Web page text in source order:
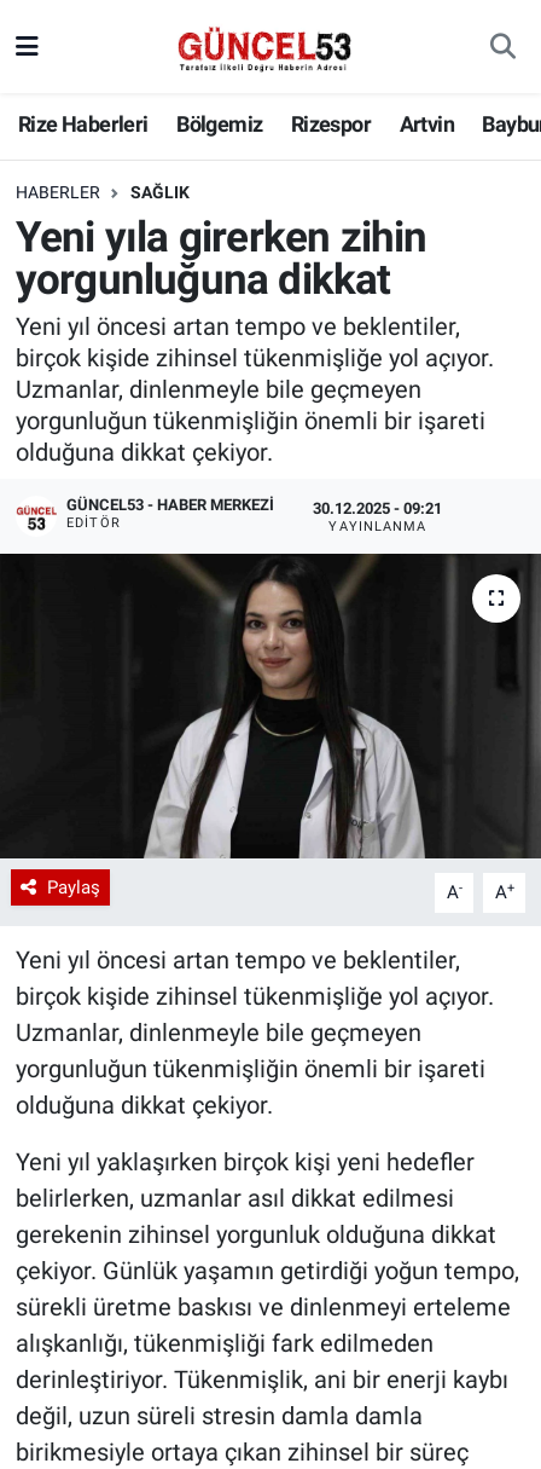
Rize Haberleri Bölgemiz Rizespor Artvin
HABERLER SAĞLIK
Yeni yıla girerken zihin
yorgunluğuna dikkat
Yeni yıl öncesi artan tempo ve beklentiler,
birçok kişide zihinsel tükenmişliğe yol açıyor.
Uzmanlar, dinlenmeyle bile geçmeyen
yorgunluğun tükenmişliğin önemli bir işareti
olduğuna dikkat çekiyor.
GÜNCEL53 - HABER MERKEZI
EDITÖR
30.12.2025 - 09:21
YAYINLANMA
Paylaş A- A+
Yeni yıl öncesi artan tempo ve beklentiler,
birçok kişide zihinsel tükenmişliğe yol açıyor.
Uzmanlar, dinlenmeyle bile geçmeyen
yorgunluğun tükenmişliğin önemli bir işareti
olduğuna dikkat çekiyor.
Yeni yıl yaklaşırken birçok kişi yeni hedefler
belirlerken, uzmanlar asıl dikkat edilmesi
gerekenin zihinsel yorgunluk olduğuna dikkat
çekiyor. Günlük yaşamın getirdiği yoğun tempo,
sürekli üretme baskısı ve dinlenmeyi erteleme
alışkanlığı, tükenmişliği fark edilmeden
derinleştiriyor. Tükenmişlik, ani bir enerji kaybı
değil, uzun süreli stresin damla damla
birikmesiyle ortaya çıkan zihinsel bir süreç